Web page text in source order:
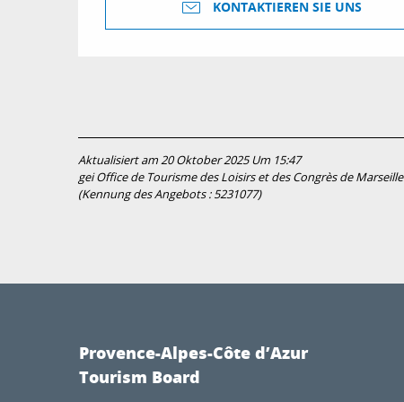
KONTAKTIEREN SIE UNS
Aktualisiert am 20 Oktober 2025 Um 15:47
gei Office de Tourisme des Loisirs et des Congrès de Marseille
(Kennung des Angebots :5231077)
Provence-Alpes-Côte d’Azur
Tourism Board